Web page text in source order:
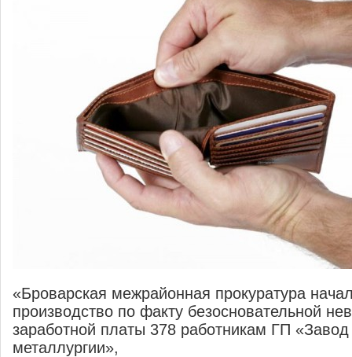
«Броварская межрайонная прокуратура
производство по факту безосновательной
заработной платы 378 работникам ГП «
металлургии»,